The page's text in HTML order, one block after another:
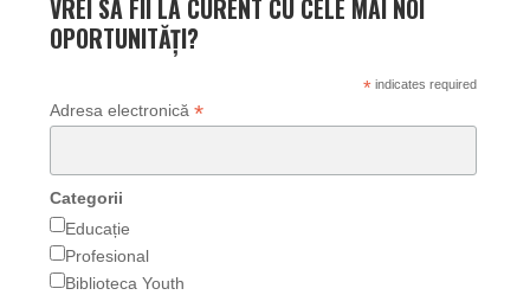
VREI SA FII LA CURENT CU CELE MAI NOI
OPORTUNITĂȚI?
*indicates required
Adresa electronică *
Categorii
Educație
Profesional
Biblioteca Youth